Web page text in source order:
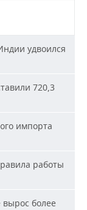
удвоился
720,3
импорта
работы
более